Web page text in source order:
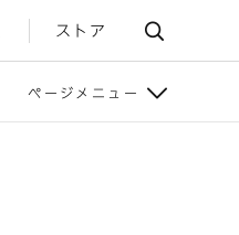
ストア
ページメニュー